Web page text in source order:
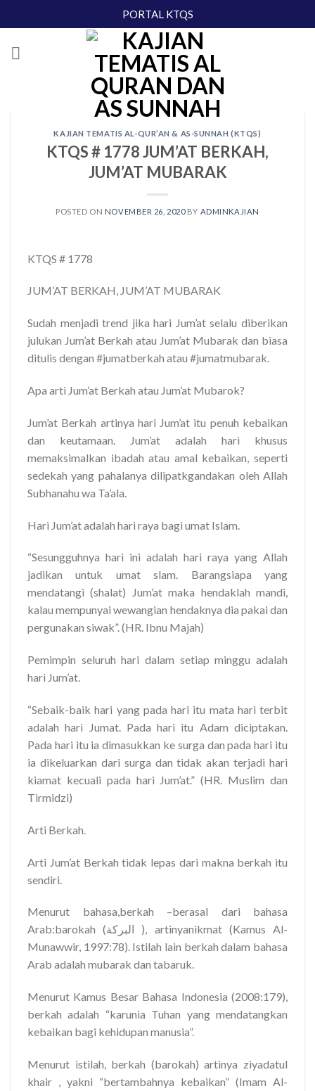
to
content
PORTAL KTQS
KAJIAN TEMATIS AL-QUR’AN & AS-SUNNAH (KTQS)
KTQS # 1778 JUM’AT BERKAH,
JUM’AT MUBARAK
POSTED ON NOVEMBER 26, 2020BY ADMINKAJIAN
KTQS # 1778
JUM’AT BERKAH, JUM’AT MUBARAK
Sudah menjadi trend jika hari Jum’at selalu diberikan
julukan Jum’at Berkah atau Jum’at Mubarak dan biasa
ditulis dengan #jumatberkah atau #jumatmubarak.
Apa arti Jum’at Berkah atau Jum’at Mubarok?
Jum’at Berkah artinya hari Jum’at itu penuh kebaikan
dan keutamaan. Jum’at adalah hari khusus
memaksimalkan ibadah atau amal kebaikan, seperti
sedekah yang pahalanya dilipatkgandakan oleh Allah
Subhanahu wa Ta’ala.
Hari Jum’at adalah hari raya bagi umat Islam.
“Sesungguhnya hari ini adalah hari raya yang Allah
jadikan untuk umat slam. Barangsiapa yang
mendatangi (shalat) Jum’at maka hendaklah mandi,
kalau mempunyai wewangian hendaknya dia pakai dan
pergunakan siwak”. (HR. Ibnu Majah)
Pemimpin seluruh hari dalam setiap minggu adalah
hari Jum’at.
“Sebaik-baik hari yang pada hari itu mata hari terbit
adalah hari Jumat. Pada hari itu Adam diciptakan.
Pada hari itu ia dimasukkan ke surga dan pada hari itu
ia dikeluarkan dari surga dan tidak akan terjadi hari
kiamat kecuali pada hari Jum’at.” (HR. Muslim dan
Tirmidzi)
Arti Berkah.
Arti Jum’at Berkah tidak lepas dari makna berkah itu
sendiri.
Menurut bahasa,berkah –berasal dari bahasa
Arab:barokah (البركة ), artinyanikmat (Kamus Al-
Munawwir, 1997:78). Istilah lain berkah dalam bahasa
Arab adalah mubarak dan tabaruk.
Menurut Kamus Besar Bahasa Indonesia (2008:179),
berkah adalah “karunia Tuhan yang mendatangkan
kebaikan bagi kehidupan manusia”.
Menurut istilah, berkah (barokah) artinya ziyadatul
khair , yakni “bertambahnya kebaikan” (Imam Al-